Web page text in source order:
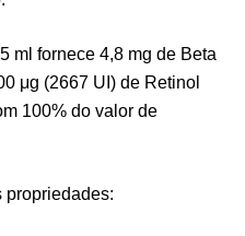
ml fornece 4,8 mg de Beta
μg (2667 UI) de Retinol
100% do valor de
propriedades: